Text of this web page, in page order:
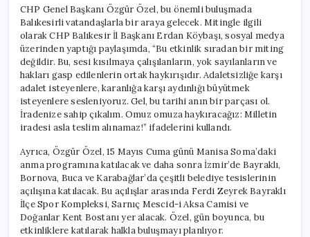
CHP Genel Başkanı Özgür Özel, bu önemli buluşmada
Balıkesirli vatandaşlarla bir araya gelecek. Mitingle ilgili
olarak CHP Balıkesir İl Başkanı Erdan Köybaşı, sosyal medya
üzerinden yaptığı paylaşımda, “Bu etkinlik sıradan bir miting
değildir. Bu, sesi kısılmaya çalışılanların, yok sayılanların ve
hakları gasp edilenlerin ortak haykırışıdır. Adaletsizliğe karşı
adalet isteyenlere, karanlığa karşı aydınlığı büyütmek
isteyenlere sesleniyoruz. Gel, bu tarihi anın bir parçası ol.
İradenize sahip çıkalım. Omuz omuza haykıracağız: Milletin
iradesi asla teslim alınamaz!” ifadelerini kullandı.
Ayrıca, Özgür Özel, 15 Mayıs Cuma günü Manisa Soma’daki
anma programına katılacak ve daha sonra İzmir’de Bayraklı,
Bornova, Buca ve Karabağlar’da çeşitli belediye tesislerinin
açılışına katılacak. Bu açılışlar arasında Ferdi Zeyrek Bayraklı
İlçe Spor Kompleksi, Sarnıç Mescid-i Aksa Camisi ve
Doğanlar Kent Bostanı yer alacak. Özel, gün boyunca, bu
etkinliklere katılarak halkla buluşmayı planlıyor.